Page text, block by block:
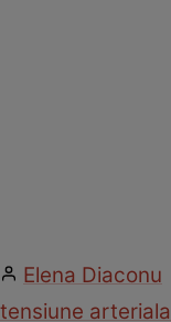
Elena Diaconu
tensiune arteriala